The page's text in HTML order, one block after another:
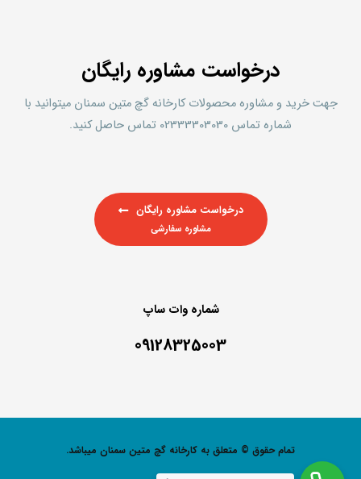
درخواست مشاوره رایگان
جهت خرید و مشاوره محصولات کارخانه گچ متین سمنان میتوانید با
شماره تماس 02333303030 تماس حاصل کنید.
درخواست مشاوره رایگان
مشاوره سفارشی
شماره وات ساپ
09128325003
تمام حقوق © متعلق به کارخانه گچ متین سمنان میباشد.